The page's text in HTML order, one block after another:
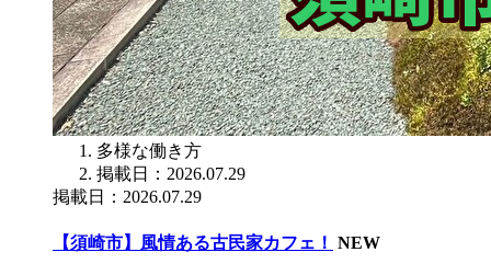
多様な働き方
掲載日：2026.07.29
掲載日：2026.07.29
【須崎市】風情ある古民家カフェ！ NEW